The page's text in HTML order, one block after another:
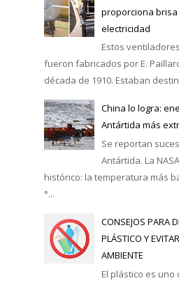
proporciona
electricidad
Estos
fueron fabricados por E.
década de 1910. Estaban
China lo logra:
Antártida más
Se reportan
Antártida. La
histórico: la temperatura más
°...
CONSEJOS PARA
PLÁSTICO Y
AMBIENTE
El plástico es